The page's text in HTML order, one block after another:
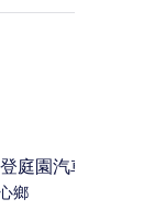
庭園汽車旅館
鄉
園汽車旅館